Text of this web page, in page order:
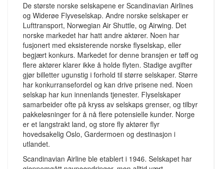
De største norske selskapene er Scandinavian Airlines
og Widerøe Flyveselskap. Andre norske selskaper er
Lufttransport, Norwegian Air Shuttle, og Airwing. Det
norske markedet har hatt andre aktører. Noen har
fusjonert med eksisterende norske flyselskap, eller
begjært konkurs. Markedet for denne bransjen er tøff og
flere aktører klarer ikke å holde flyten. Stadige avgifter
gjør billetter ugunstig i forhold til større selskaper. Større
har konkurransefordel og kan drive prisene ned. Noen
selskap har kun innenlands tjenester. Flyselskaper
samarbeider ofte på kryss av selskaps grenser, og tilbyr
pakkeløsninger for å nå flere potensielle kunder. Norge
er et langstrakt land, og store fly aktører flyr
hovedsakelig Oslo, Gardermoen og destinasjon i
utlandet.
Scandinavian Airline ble etablert i 1946. Selskapet har